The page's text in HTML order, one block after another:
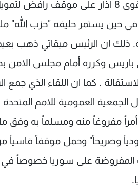
يضطر الرئيس ميقاتي الى الاستقالة في حال اتفق افرقاء قوى
في حين يستمر حليفه "حزب الله"
ان الرئيس ميقاتي ذهب بعيداً
باريس وكرره أمام مجلس
. كما ان اللقاء الذي جمع
العمومية للامم المتحدة
مفروغاً منه ومسلماً به وفق
وصريحاً" وحمل موقفاً قاسياً
المفروضة على سوريا خصوصاً